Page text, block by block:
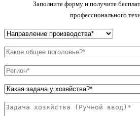
Заполните форму и получите
профессионального